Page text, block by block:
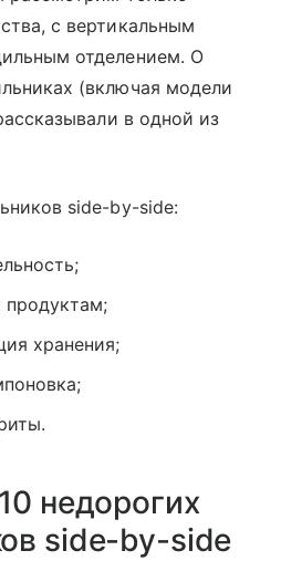
с вертикальным
отделением. О
(включая модели
в одной из
side-by-side:
хранения;
недорогих
side-by-side